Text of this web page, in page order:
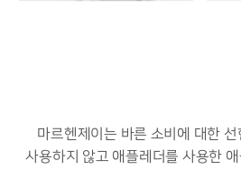
마르헨제이는 바른 소비에 대한
사용하지 않고 애플레더를 사용한